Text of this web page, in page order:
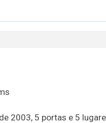
2003, 5 portas e 5